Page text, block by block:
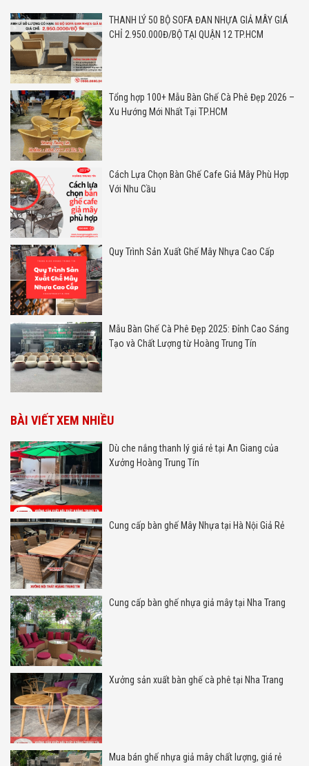
THANH LÝ 50 BỘ SOFA ĐAN NHỰA GIẢ MÂY GIÁ
CHỈ 2.950.000Đ/BỘ TẠI QUẬN 12 TP.HCM
Tổng hợp 100+ Mẫu Bàn Ghế Cà Phê Đẹp 2026 –
Xu Hướng Mới Nhất Tại TP.HCM
Cách Lựa Chọn Bàn Ghế Cafe Giả Mây Phù Hợp
Với Nhu Cầu
Quy Trình Sản Xuất Ghế Mây Nhựa Cao Cấp
Mẫu Bàn Ghế Cà Phê Đẹp 2025: Đỉnh Cao Sáng
Tạo và Chất Lượng từ Hoàng Trung Tín
BÀI VIẾT XEM NHIỀU
Dù che nắng thanh lý giá rẻ tại An Giang của
Xưởng Hoàng Trung Tín
Cung cấp bàn ghế Mây Nhựa tại Hà Nội Giả Rẻ
Cung cấp bàn ghế nhựa giả mây tại Nha Trang
Xưởng sản xuất bàn ghế cà phê tại Nha Trang
Mua bán ghế nhựa giả mây chất lượng, giá rẻ